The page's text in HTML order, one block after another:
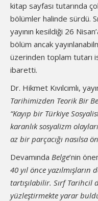
kitap sayfası tutarında
bölümler halinde sürdü.
yayının kesildiği 26
bölüm ancak
üzerinden toplam tutarı
ibaretti.
Dr. Hikmet Kıvılcımlı,
Tarihimizden Teorik Bir
“Kayıp bir Türkiye
karanlık sosyalizm
az bir parçacığı nasılsa
Devamında Belge’nin
40 yıl önce
tartışılabilir. Sırf Tarihcil
yüzleştirmekte yarar